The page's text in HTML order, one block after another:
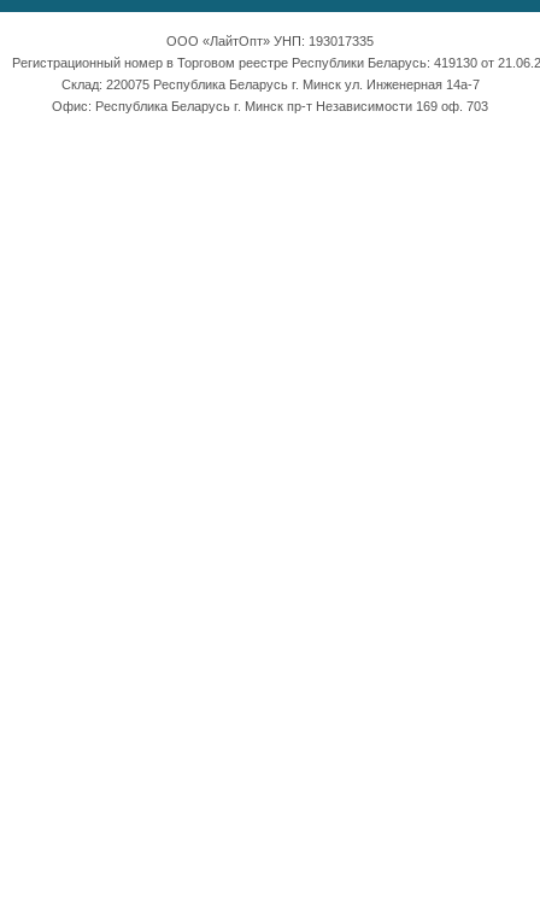
ООО «ЛайтОпт» УНП: 193017335
Регистрационный номер в Торговом реестре Республики Беларусь: 419130 от
Склад: 220075 Республика Беларусь г. Минск ул. Инженерная 14а-7
Офис: Республика Беларусь г. Минск пр-т Независимости 169 оф. 703